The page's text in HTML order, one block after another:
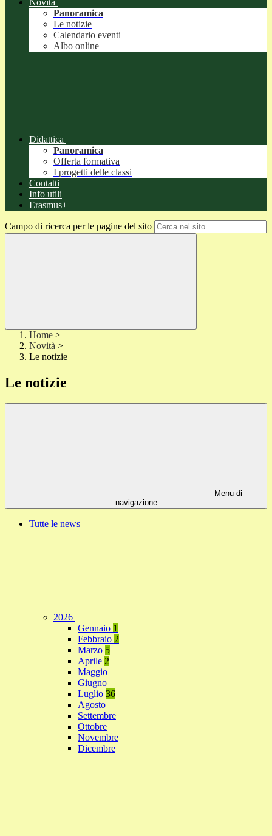
Novità
Panoramica
Le notizie
Calendario eventi
Albo online
Didattica
Panoramica
Offerta formativa
I progetti delle classi
Contatti
Info utili
Erasmus+
Campo di ricerca per le pagine del sito
Home >
Novità >
Le notizie
Le notizie
Menu di
navigazione
Tutte le news
2026
Gennaio 1
Febbraio 2
Marzo 5
Aprile 2
Maggio
Giugno
Luglio 36
Agosto
Settembre
Ottobre
Novembre
Dicembre